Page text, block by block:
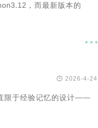
，而最新版本的

 2026-4-24
限于经验记忆的设计——